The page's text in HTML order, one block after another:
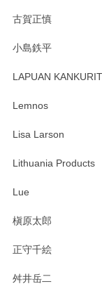
す。 素敵な湯呑
たm(_)m
います。
古賀正慎
小島鉄平
LAPUAN KANKURIT
Lemnos
Lisa Larson
Lithuania Products
Lue
槇原太郎
正守千絵
舛井岳二